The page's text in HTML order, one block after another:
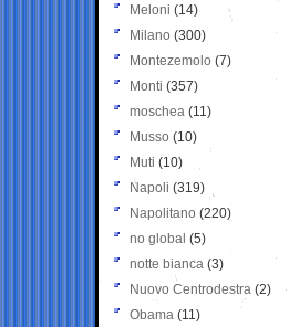
Meloni (14)
Milano (300)
Montezemolo (7)
Monti (357)
moschea (11)
Musso (10)
Muti (10)
Napoli (319)
Napolitano (220)
no global (5)
notte bianca (3)
Nuovo Centrodestra (2)
Obama (11)